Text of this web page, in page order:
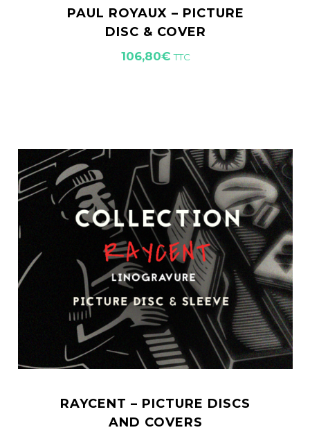
PAUL ROYAUX – PICTURE
DISC & COVER
106,80€ TTC
RAYCENT – PICTURE DISCS
AND COVERS